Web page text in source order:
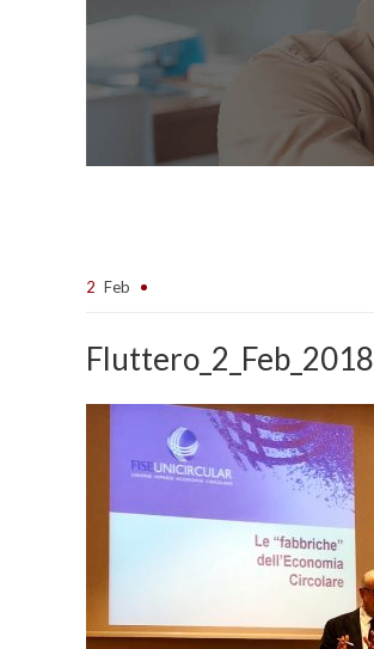
2 Feb
Fluttero_2_Feb_2018